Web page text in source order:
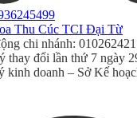
Thu Cúc TCI Đại Từ
chi nhánh:
thay đổi lần thứ 7 ngày
kinh doanh – Sở Kế